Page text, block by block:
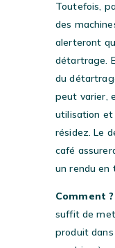
Toutefois,
des
alerteront
détartrage.
du
peut varier,
utilisation et
résidez. Le
café
un rendu en
Comment ?
suffit de
produit dans